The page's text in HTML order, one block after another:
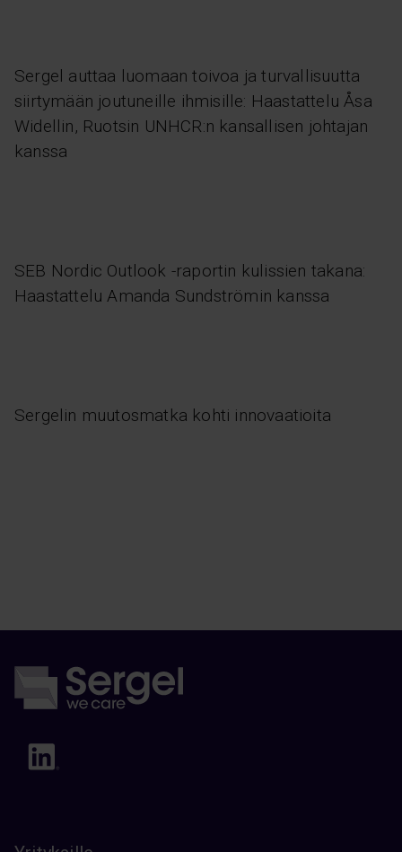
Sergel auttaa luomaan toivoa ja turvallisuutta
siirtymään joutuneille ihmisille: Haastattelu Åsa
Widellin, Ruotsin UNHCR:n kansallisen johtajan
kanssa
SEB Nordic Outlook -raportin kulissien takana:
Haastattelu Amanda Sundströmin kanssa
Sergelin muutosmatka kohti innovaatioita